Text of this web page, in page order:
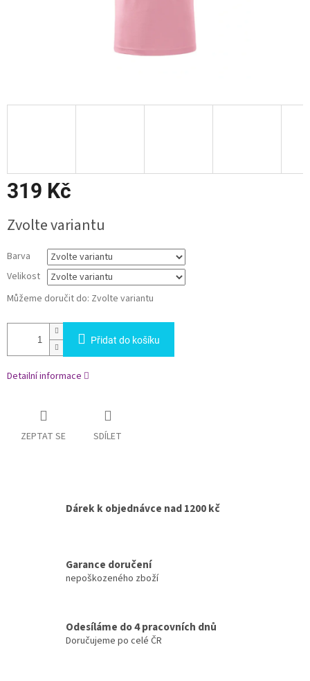
319 Kč
cena:
Zvolte variantu
Barva
Velikost
Můžeme doručit do: Zvolte variantu
Přidat do košíku
Detailní informace
ZEPTAT SE SDÍLET
Dárek k objednávce nad 1200 kč
Garance doručení
nepoškozeného zboží
Odesíláme do 4 pracovních dnů
Doručujeme po celé ČR